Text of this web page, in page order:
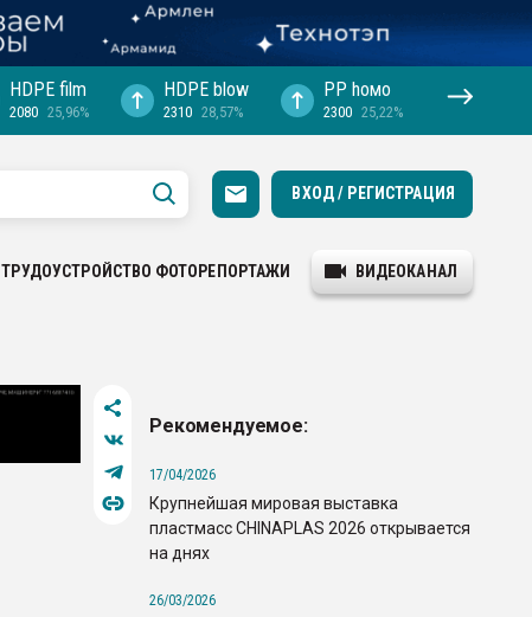
HDPE film
2080 25,96%
HDPE blow
2310 28,57%
PP hомо
2300 25,22%
ВХОД / РЕГИСТРАЦИЯ
ТРУДОУСТРОЙСТВО ФОТОРЕПОРТАЖИ ВИДЕОКАНАЛ
Рекомендуемое:
17/04/2026
Крупнейшая мировая выставка
пластмасс CHINAPLAS 2026 открывается
на днях
26/03/2026